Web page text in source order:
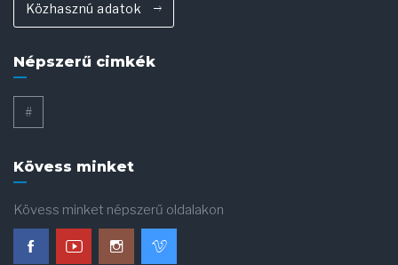
Közhasznú adatok
Népszerű cimkék
#
Kövess minket
Kövess minket népszerű oldalakon